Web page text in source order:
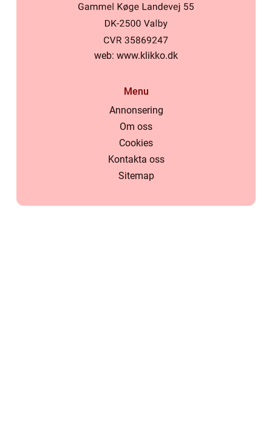
web: www.klikko.dk
Menu
Annonsering
Om oss
Cookies
Kontakta oss
Sitemap